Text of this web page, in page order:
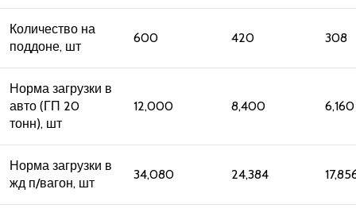
Количество на
поддоне, шт
600 420 308
Норма загрузки в
авто (ГП 20
тонн), шт
12,000 8,400 6,160
Норма загрузки в
жд п/вагон, шт
34,080 24,384